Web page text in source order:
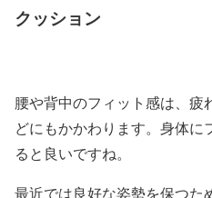
クッション
腰や背中のフィット感は、疲
どにもかかわります。身体に
ると良いですね。
最近では良好な姿勢を保つた